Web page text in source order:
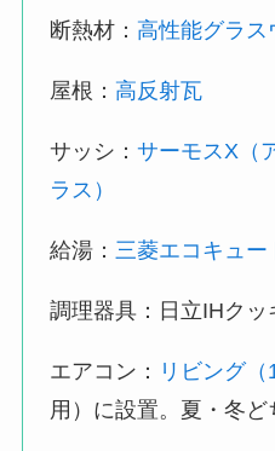
断熱材：高性能グラス
屋根：高反射瓦
サッシ：サーモスX（
ラス）
給湯：三菱エコキュー
調理器具：日立IHクッ
エアコン： リビング（
用）に設置。夏・冬ど